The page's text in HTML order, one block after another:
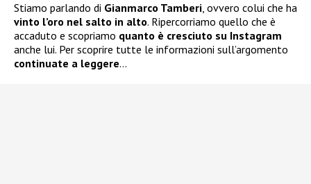
Stiamo parlando di Gianmarco Tamberi, ovvero colui che ha
vinto l’oro nel salto in alto. Ripercorriamo quello che è
accaduto e scopriamo quanto è cresciuto su Instagram
anche lui. Per scoprire tutte le informazioni sull’argomento
continuate a leggere…